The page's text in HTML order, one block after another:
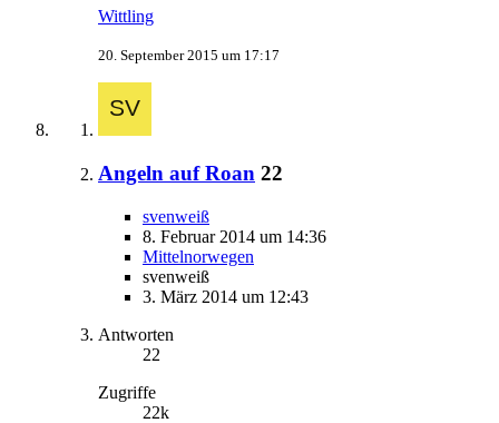
Wittling
20. September 2015 um 17:17
Angeln auf Roan 22
svenweiß
8. Februar 2014 um 14:36
Mittelnorwegen
svenweiß
3. März 2014 um 12:43
Antworten
22
Zugriffe
22k